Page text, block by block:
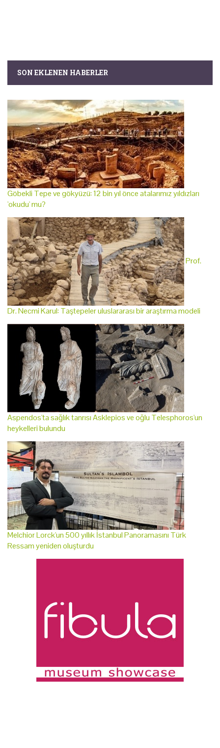
SON EKLENEN HABERLER
Göbekli Tepe ve gökyüzü: 12 bin yıl önce atalarımız yıldızları
'okudu' mu?
Prof.
Dr. Necmi Karul: Taştepeler uluslararası bir araştırma modeli
Aspendos'ta sağlık tanrısı Asklepios ve oğlu Telesphoros'un
heykelleri bulundu
Melchior Lorck'un 500 yıllık İstanbul Panoramasını Türk
Ressam yeniden oluşturdu